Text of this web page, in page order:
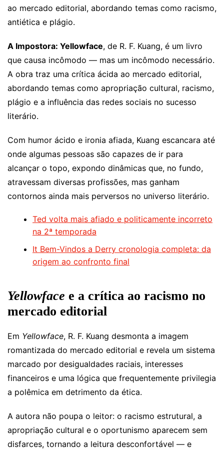
ao mercado editorial, abordando temas como racismo,
antiética e plágio.
A Impostora: Yellowface, de R. F. Kuang, é um livro
que causa incômodo — mas um incômodo necessário.
A obra traz uma crítica ácida ao mercado editorial,
abordando temas como apropriação cultural, racismo,
plágio e a influência das redes sociais no sucesso
literário.
Com humor ácido e ironia afiada, Kuang escancara até
onde algumas pessoas são capazes de ir para
alcançar o topo, expondo dinâmicas que, no fundo,
atravessam diversas profissões, mas ganham
contornos ainda mais perversos no universo literário.
Ted volta mais afiado e politicamente incorreto
na 2ª temporada
It Bem-Vindos a Derry cronologia completa: da
origem ao confronto final
Yellowface e a crítica ao racismo no
mercado editorial
Em Yellowface, R. F. Kuang desmonta a imagem
romantizada do mercado editorial e revela um sistema
marcado por desigualdades raciais, interesses
financeiros e uma lógica que frequentemente privilegia
a polêmica em detrimento da ética.
A autora não poupa o leitor: o racismo estrutural, a
apropriação cultural e o oportunismo aparecem sem
disfarces, tornando a leitura desconfortável — e